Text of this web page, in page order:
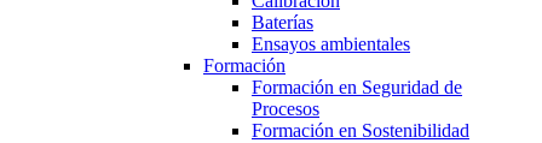
Baterías
Ensayos ambientales
Formación
Formación en Seguridad de
Procesos
Formación en Sostenibilidad